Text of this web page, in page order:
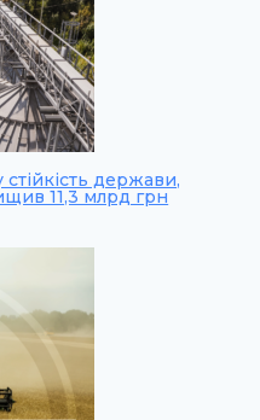
держави,
11,3 млрд грн